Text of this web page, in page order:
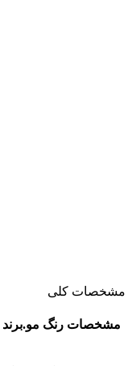
مشخصات کلی
مشخصات رنگ مو.برند